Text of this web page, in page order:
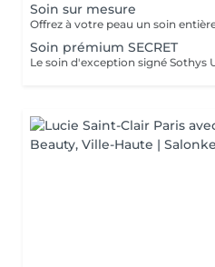
Soin sur mesure
Soin prémium SECRET